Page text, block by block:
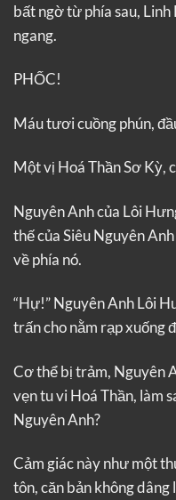
bất ngờ từ phía sau,
ngang.
PHỐC!
Máu tươi cuồng phún,
Một vị Hoá Thần Sơ Kỳ,
Nguyên Anh của Lôi
thế của Siêu Nguyên
về phía nó.
“Hự!” Nguyên Anh Lôi
trấn cho nằm rạp xuống
Cơ thể bị trảm, Nguyên
vẹn tu vi Hoá Thần, làm
Nguyên Anh?
Cảm giác này như một
tôn, căn bản không dâng